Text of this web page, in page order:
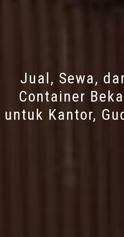
Jual, Sewa,
Container
untuk Kantor,